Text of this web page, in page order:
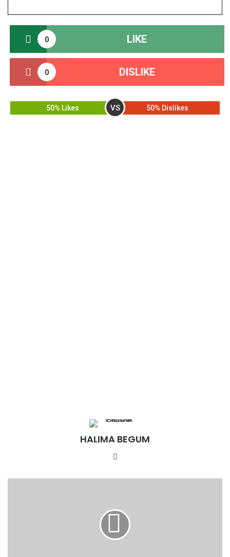
0 LIKE
0 DISLIKE
50% Likes VS 50% Dislikes
HALIMA BEGUM